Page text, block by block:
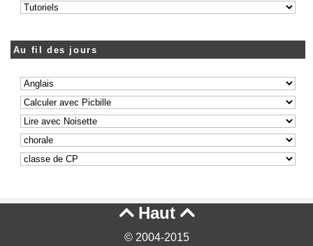
Au fil des jours
Haut 
© 2004-2015